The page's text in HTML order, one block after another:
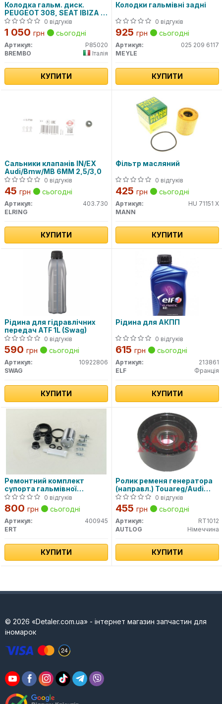
Колодка гальм. диск.
PEUGEOT 308, SEAT IBIZA V,
VW CADDY задн. (вир-во
BREMBO)
0 відгуків
1 050 грн сьогодні
Артикул:
P85020
BREMBO
Італія
КУПИТИ
Колодки гальмівні задні
0 відгуків
925 грн сьогодні
Артикул:
025 209 6117
MEYLE
КУПИТИ
Сальники клапанів IN/EX
Audi/Bmw/MB 6MM 2,5/3,0
0 відгуків
45 грн сьогодні
Артикул:
403.730
ELRING
КУПИТИ
Фільтр масляний
0 відгуків
425 грн сьогодні
Артикул:
HU 71151 X
MANN
КУПИТИ
Рідина для гідравлічних
передач ATF 1L (Swag)
0 відгуків
590 грн сьогодні
Артикул:
10922806
SWAG
КУПИТИ
Рідина для АКПП
0 відгуків
615 грн сьогодні
Артикул:
213861
ELF
Франція
КУПИТИ
Ремонтний комплект
супорта гальмівної
системи
0 відгуків
800 грн сьогодні
Артикул:
400945
ERT
КУПИТИ
Ролик ременя генератора
(направл.) Touareg/Audi
A4/A6/A8 3.0TDI 05-
0 відгуків
455 грн сьогодні
Артикул:
RT1012
AUTLOG
Німеччина
КУПИТИ
© 2026 «Detaler.com.ua» - інтернет магазин запчастин для
іномарок